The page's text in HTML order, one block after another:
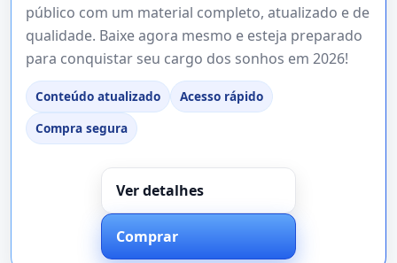
público com um material completo, atualizado e de
qualidade. Baixe agora mesmo e esteja preparado
para conquistar seu cargo dos sonhos em 2026!
Conteúdo atualizado
Acesso rápido
Compra segura
Ver detalhes
Comprar